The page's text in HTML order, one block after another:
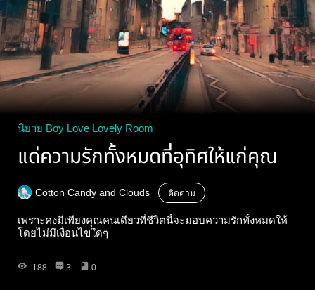
นิยาย Boy Love Lovely Room
แด่ความรักทั้งหมดที่อุทิศให้แก่คุณ
Cotton Candy and Clouds ติดตาม
เพราะคงมีเพียงคุณคนเดียวที่ชีวิตนี้จะมอบความรักทั้งหมดให้
โดยไม่มีเงื่อนไขใดๆ
188 3 0